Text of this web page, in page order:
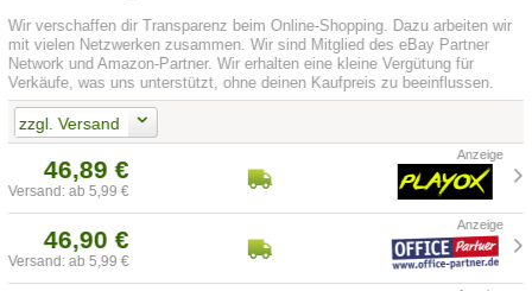
Wir verschaffen dir Transparenz beim Online-Shopping. Dazu arbeiten wir
mit vielen Netzwerken zusammen. Wir sind Mitglied des eBay Partner
Network und Amazon-Partner. Wir erhalten eine kleine Vergütung für
Verkäufe, was uns unterstützt, ohne deinen Kaufpreis zu beeinflussen.
zzgl. Versand
46,89 €
Versand: ab 5,99 €
46,90 €
Versand: ab 5,99 €